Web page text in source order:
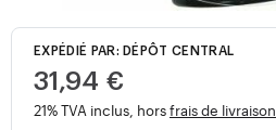
EXPÉDIÉ PAR: DÉPÔT CENTRAL
31,94 €
21% TVA inclus, horsfrais de livraison